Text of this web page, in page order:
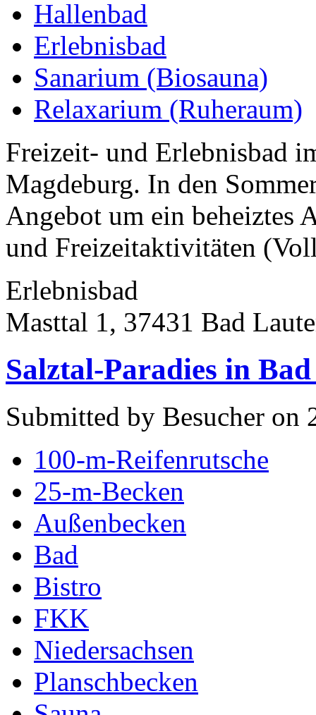
Hallenbad
Erlebnisbad
Sanarium (Biosauna)
Relaxarium (Ruheraum)
Freizeit- und Erlebnisbad
Magdeburg. In den
Angebot um ein beheiztes
und Freizeitaktivitäten
Erlebnisbad
Masttal 1, 37431 Bad
Salztal-Paradies in Bad
Submitted by Besucher on
100-m-Reifenrutsche
25-m-Becken
Außenbecken
Bad
Bistro
FKK
Niedersachsen
Planschbecken